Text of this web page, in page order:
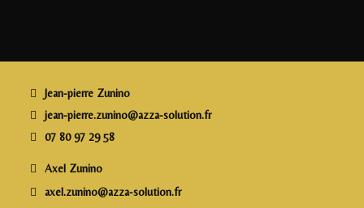
o
o
k
n e
Jean-pierre Zunino
jean-pierre.zunino@azza-solution.fr
07 80 97 29 58
Axel Zunino
axel.zunino@azza-solution.fr